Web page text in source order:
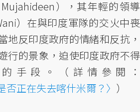
），其年輕的領導
）在與印度軍隊的交火中喪
地反印度政府的情緒和反抗，
行的景象，迫使印度政府不得
手段。（詳情參閱：
否正在失去喀什米爾？〉 ）